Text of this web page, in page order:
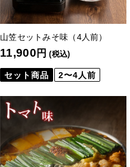
山笠セットみそ味（4人前）
11,900 円 (税込)
セット商品 2〜4人前